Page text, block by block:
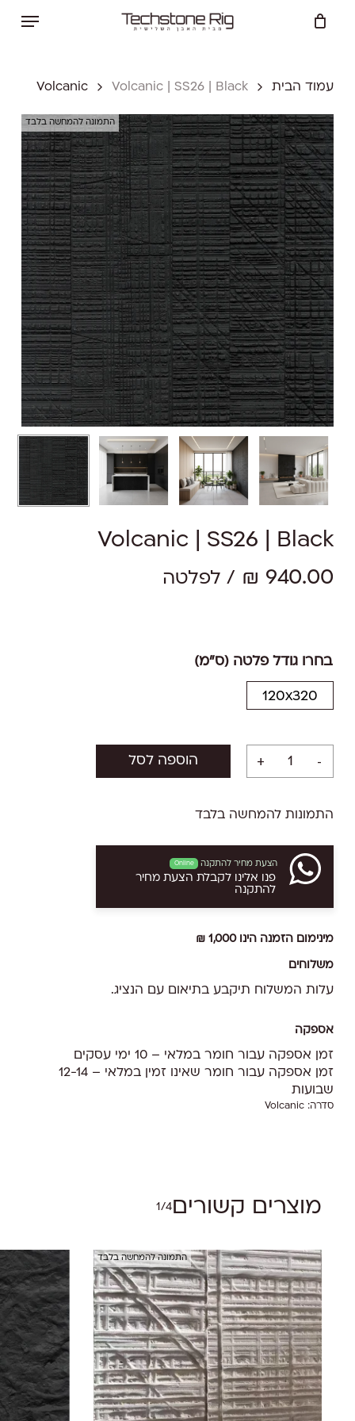
עמוד הבית Volcanic Volcanic | SS26 | Black
התמונה להמחשה בלבד
Volcanic | SS26 | Black
₪ 940.00 / לפלטה
בחרו גודל פלטה (ס"מ)
120x320
הוספה לסל
התמונות להמחשה בלבד
הצעת מחיר להתקנה Online
פנו אלינו לקבלת הצעת מחיר
להתקנה
מינימום הזמנה הינו 1,000 ₪
משלוחים
עלות המשלוח תיקבע בתיאום עם הנציג.
אספקה
זמן אספקה עבור חומר במלאי – 10 ימי עסקים
זמן אספקה עבור חומר שאינו זמין במלאי – 12-14
שבועות
סדרה: Volcanic
מוצרים קשורים1/4
התמונה להמחשה בלבד